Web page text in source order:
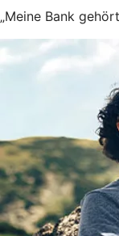
„Meine Bank